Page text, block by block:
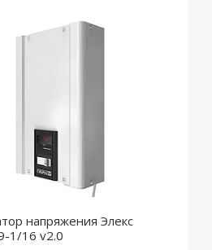
напряжения Элекс
1/16 v2.0